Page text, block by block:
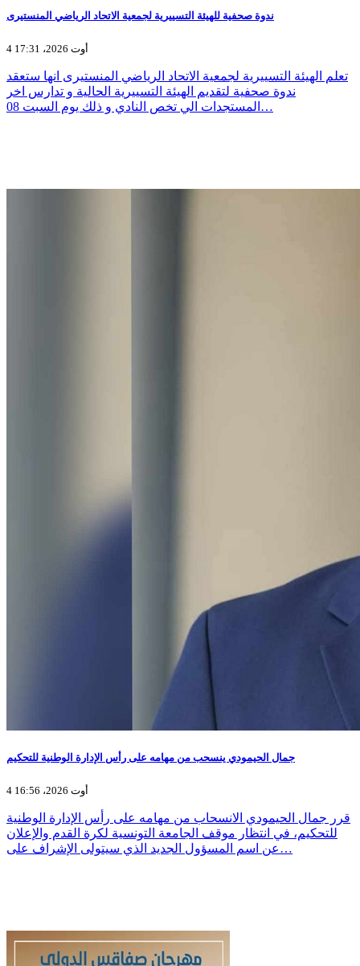
ندوة صحفية للهيئة التسييرية لجمعية الاتحاد الرياضي المنستيرى
4 أوت 2026، 17:31
تعلم الهيئة التسييرية لجمعية الاتحاد الرياضي المنستيرى انها ستعقد
ندوة صحفية لتقديم الهيئة التسييرية الحالية و تدارس اخر
المستجدات الي تخص النادي و ذلك يوم السبت 08…
جمال الحيمودي ينسحب من مهامه على رأس الإدارة الوطنية للتحكيم
4 أوت 2026، 16:56
قرر جمال الحيمودي الانسحاب من مهامه على رأس الإدارة الوطنية
للتحكيم، في انتظار موقف الجامعة التونسية لكرة القدم والإعلان
عن اسم المسؤول الجديد الذي سيتولى الإشراف على…